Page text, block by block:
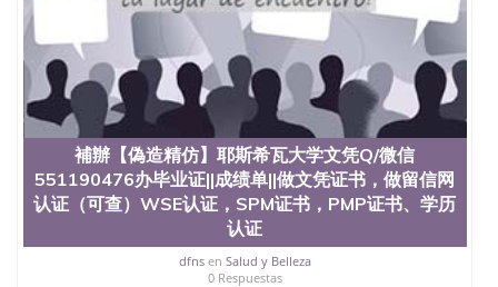
補辦【偽造精仿】耶斯希瓦大学文凭Q/微信
551190476办毕业证||成绩单||做文凭证书，做留信网
认证（可查）WSE认证，SPM证书，PMP证书、学历
认证
dfnsen Salud y Belleza
0 Respuestas